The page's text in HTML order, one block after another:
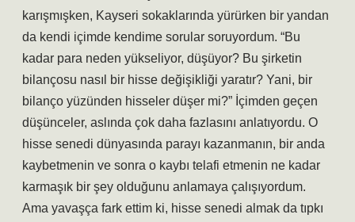
karışmışken, Kayseri sokaklarında yürürken bir yandan
da kendi içimde kendime sorular soruyordum. “Bu
kadar para neden yükseliyor, düşüyor? Bu şirketin
bilançosu nasıl bir hisse değişikliği yaratır? Yani, bir
bilanço yüzünden hisseler düşer mi?” İçimden geçen
düşünceler, aslında çok daha fazlasını anlatıyordu. O
hisse senedi dünyasında parayı kazanmanın, bir anda
kaybetmenin ve sonra o kaybı telafi etmenin ne kadar
karmaşık bir şey olduğunu anlamaya çalışıyordum.
Ama yavaşça fark ettim ki, hisse senedi almak da tıpkı